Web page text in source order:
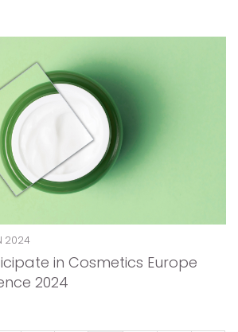
2024
in Cosmetics Europe
2024